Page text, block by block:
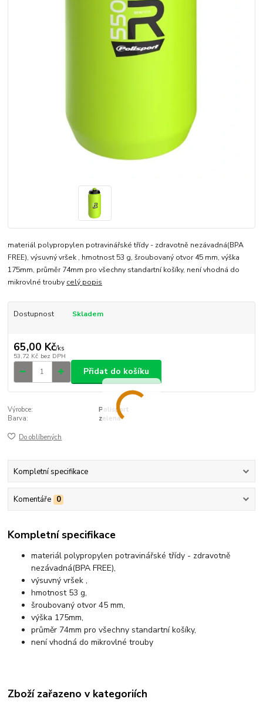
materiál polypropylen potravinářské třídy - zdravotně nezávadná(BPA
FREE), výsuvný vršek , hmotnost 53 g, šroubovaný otvor 45 mm, výška
175mm, průměr 74mm pro všechny standartní košíky, není vhodná do
mikrovlné trouby celý popis
Dostupnost Skladem
65,00 Kč/ks
53,72 Kč bez DPH
Přidat do košíku
Výrobce:
Polisport
Barva:
zelená
Do oblíbených
Kompletní specifikace
Komentáře 0
Kompletní specifikace
materiál polypropylen potravinářské třídy - zdravotně
nezávadná(BPA FREE),
výsuvný vršek ,
hmotnost 53 g,
šroubovaný otvor 45 mm,
výška 175mm,
průměr 74mm pro všechny standartní košíky,
není vhodná do mikrovlné trouby
Zboží zařazeno v kategoriích